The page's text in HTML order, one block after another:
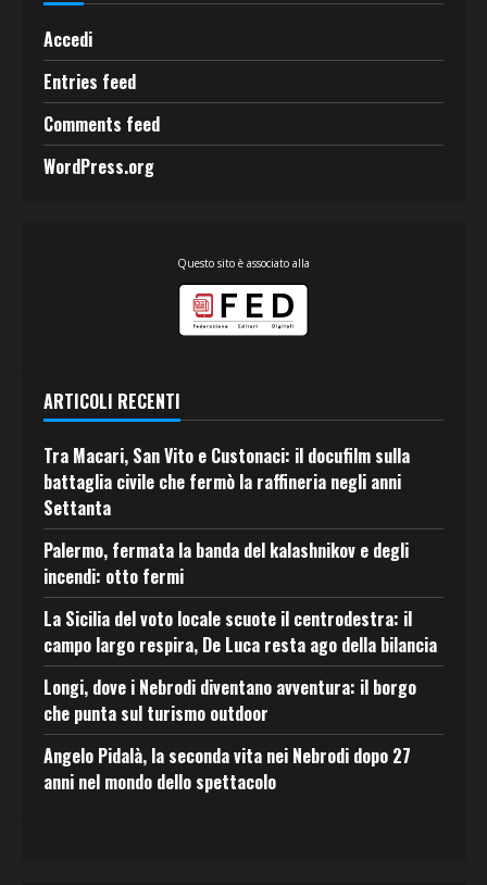
Accedi
Entries feed
Comments feed
WordPress.org
Questo sito è associato alla
ARTICOLI RECENTI
Tra Macari, San Vito e Custonaci: il docufilm sulla
battaglia civile che fermò la raffineria negli anni
Settanta
Palermo, fermata la banda del kalashnikov e degli
incendi: otto fermi
La Sicilia del voto locale scuote il centrodestra: il
campo largo respira, De Luca resta ago della bilancia
Longi, dove i Nebrodi diventano avventura: il borgo
che punta sul turismo outdoor
Angelo Pidalà, la seconda vita nei Nebrodi dopo 27
anni nel mondo dello spettacolo